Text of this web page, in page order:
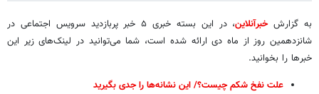
به گزارشخبرآنلاین
، در این بسته خبری ۵ خبر پربازدید سرویس اجتماعی در
شانزدهمین روز از ماه دی ارائه شده است، شما می‌توانید در لینک‌های زیر این
خبرها را بخوانید.
علت نفخ شکم چیست؟/ این نشانه‌ها را جدی بگیرید